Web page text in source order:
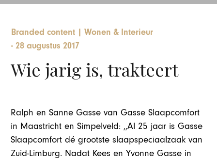
Branded content
Wonen & Interieur
-28 augustus 2017
Wie jarig is, trakteert
Ralph en Sanne Gasse van Gasse Slaapcomfort
in Maastricht en Simpelveld: ,,Al 25 jaar is Gasse
Slaapcomfort dé grootste slaapspeciaalzaak van
Zuid-Limburg. Nadat Kees en Yvonne Gasse in